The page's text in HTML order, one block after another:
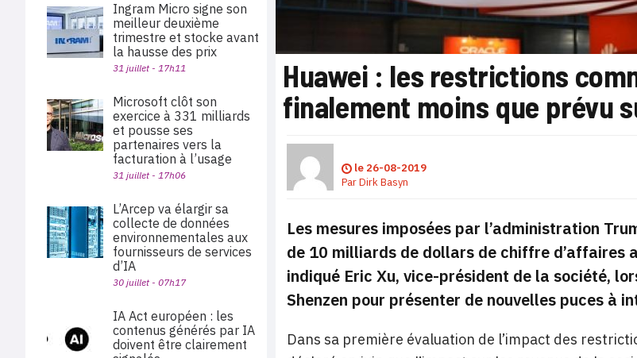
Huawei : les restrictions
finalement moins que prévu
le 26-08-2019
ParDirk Basyn
Les mesures imposées par l’administration
de 10 milliards de dollars de chiffre d’affaires
indiqué Eric Xu, vice-président de la société,
Shenzen pour présenter de nouvelles puces à
Dans sa première évaluation de l’impact des
Ingram Micro signe son
meilleur deuxième
trimestre et stocke avant
la hausse des prix
31 juillet - 17h11
Microsoft clôt son
exercice à 331 milliards
et pousse ses
partenaires vers la
facturation à l’usage
31 juillet - 17h06
L’Arcep va élargir sa
collecte de données
environnementales aux
fournisseurs de services
d’IA
30 juillet - 07h17
IA Act européen : les
contenus générés par IA
doivent être clairement